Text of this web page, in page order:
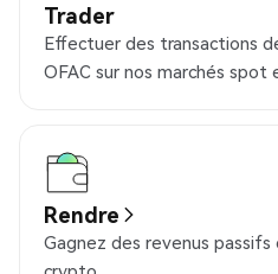
Trader
Effectuer des transactions
OFAC sur nos marchés
Rendre
Gagnez des revenus